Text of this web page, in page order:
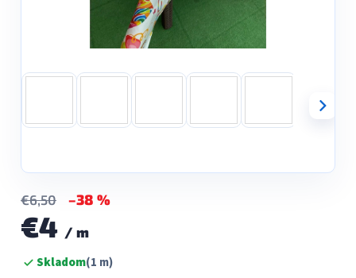
€6,50 –38 %
€4 / m
Jednotková
cena:Skladom(1 m)